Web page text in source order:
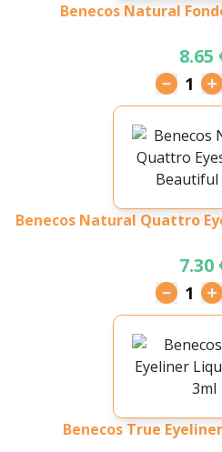
Benecos Natural
8.65
1
Benecos Natural Quattro
7.30
1
Benecos True